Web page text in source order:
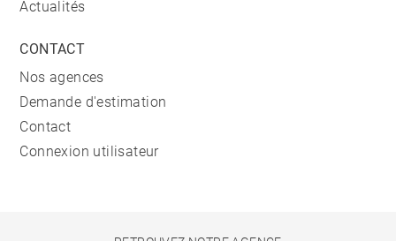
Actualités
CONTACT
Nos agences
Demande d'estimation
Contact
Connexion utilisateur